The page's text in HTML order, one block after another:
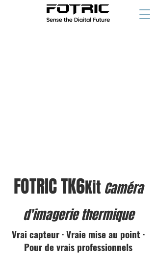
FOTRIC TK6Kit Caméra
d'imagerie thermique
Vrai capteur · Vraie mise au point ·
Pour de vrais professionnels